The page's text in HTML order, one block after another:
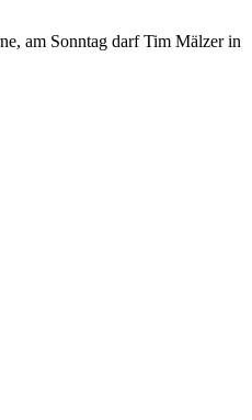
am Sonntag darf Tim Mälzer in